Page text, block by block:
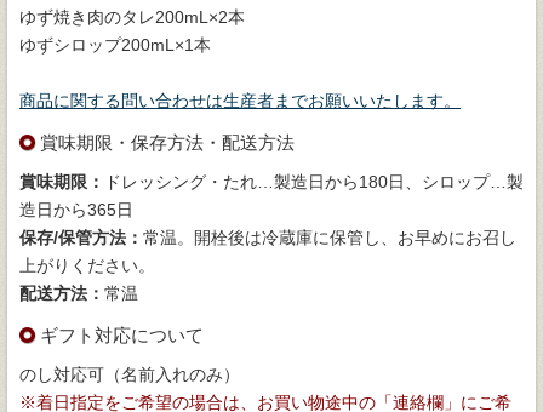
ゆず焼き肉のタレ200mL×2本
ゆずシロップ200mL×1本
商品に関する問い合わせは生産者までお願いいたします。
賞味期限・保存方法・配送方法
賞味期限：
ドレッシング・たれ…製造日から180日、シロップ…製
造日から365日
保存/保管方法： 常温。開栓後は冷蔵庫に保管し、お早めにお召し
上がりください。
配送方法： 常温
ギフト対応について
のし対応可（名前入れのみ）
※着日指定をご希望の場合は、お買い物途中の「連絡欄」にご希